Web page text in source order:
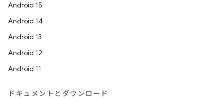
Android 15
Android 14
Android 13
Android 12
Android 11
ドキュメントとダウンロード